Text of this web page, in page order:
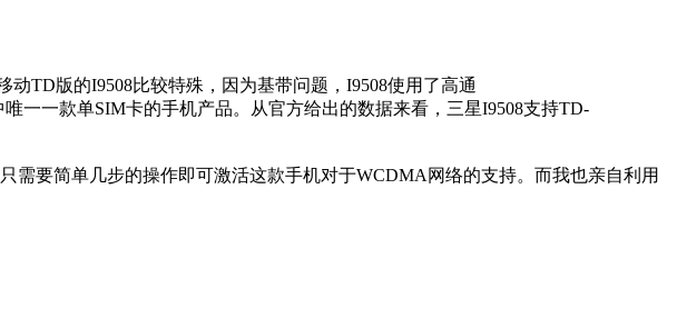
TD版的I9508比较特殊，因为基带问题，I9508使用了高通
一一款单SIM卡的手机产品。从官方给出的数据来看，三星I9508支持TD-
要简单几步的操作即可激活这款手机对于WCDMA网络的支持。而我也亲自利用